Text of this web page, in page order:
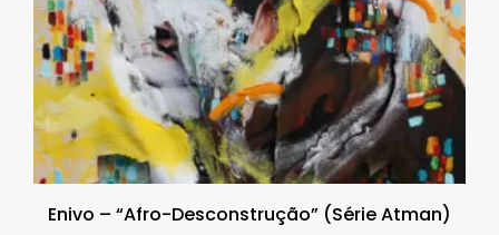
Enivo – “Afro-Desconstrução” (Série Atman)